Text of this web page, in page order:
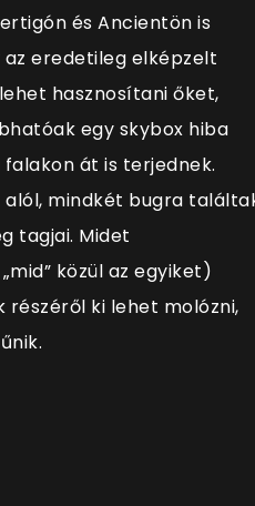
és Ancientön is
eredetileg elképzelt
hasznosítani őket,
egy skybox hiba
át is terjednek.
alól, mindkét bugra
tagjai. Midet
közül az egyiket)
ki lehet molózni,